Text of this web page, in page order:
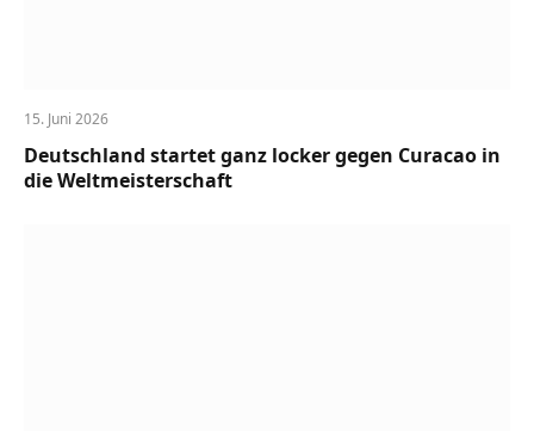
15. Juni 2026
Deutschland startet ganz locker gegen Curacao in
die Weltmeisterschaft